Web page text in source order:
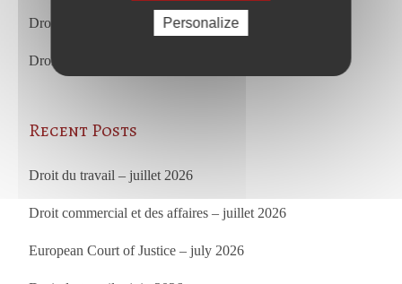
Droit du travail – juin 2026
Droit commercial et des affaires – juin 2026
Recent Posts
Droit du travail – juillet 2026
Droit commercial et des affaires – juillet 2026
European Court of Justice – july 2026
Personalize